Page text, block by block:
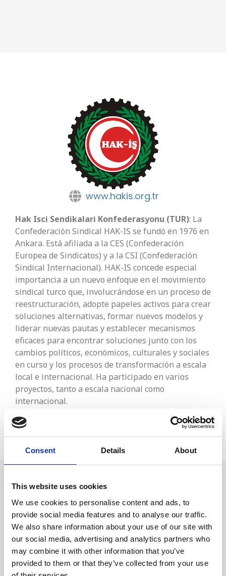
Consent Details About
This website uses cookies
We use cookies to personalise content and ads, to
provide social media features and to analyse our traffic.
We also share information about your use of our site with
our social media, advertising and analytics partners who
may combine it with other information that you’ve
provided to them or that they’ve collected from your use
www.hakis.org.tr
Hak Isci Sendikalari Konfederasyonu (TUR): La
Confederación Sindical HAK-IS se fundó en 1976 en
Ankara. Está afiliada a la CES (Confederación
Europea de Sindicatos) y a la CSI (Confederación
Sindical Internacional). HAK-IS concede especial
importancia a un nuevo enfoque en el movimiento
sindical turco que, involucrándose en un proceso de
reestructuración, adopte papeles activos para crear
soluciones alternativas, formar nuevos modelos y
liderar nuevas pautas y establecer mecanismos
eficaces para encontrar soluciones junto con los
cambios políticos, económicos, culturales y sociales
en curso y los procesos de transformación a escala
local e internacional. Ha participado en varios
proyectos, tanto a escala nacional como
internacional.